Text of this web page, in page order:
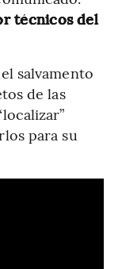
técnicos del
salvamento
de las
para su